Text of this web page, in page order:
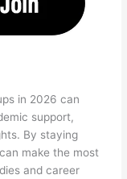
in 2026 can
support,
By staying
make the most
and career